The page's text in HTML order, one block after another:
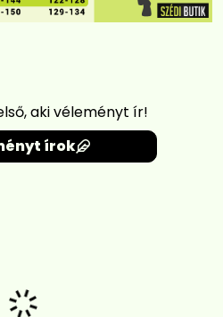
aki véleményt ír!
írok